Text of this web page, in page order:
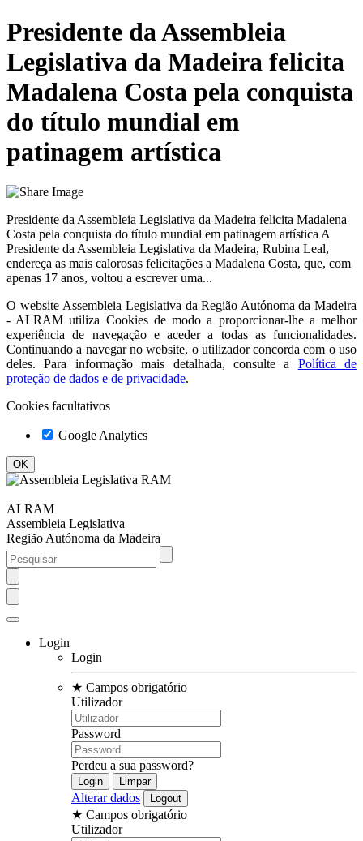
Presidente da Assembleia
Legislativa da Madeira felicita
Madalena Costa pela conquista
do título mundial em
patinagem artística
Presidente da Assembleia Legislativa da Madeira felicita Madalena
Costa pela conquista do título mundial em patinagem artística A
Presidente da Assembleia Legislativa da Madeira, Rubina Leal,
endereça as mais calorosas felicitações a Madalena Costa, que, com
apenas 17 anos, voltou a escrever uma...
O website Assembleia Legislativa da Região Autónoma da Madeira
- ALRAM utiliza Cookies de modo a proporcionar-lhe a melhor
experiência de navegação e aceder a todas as funcionalidades.
Continuando a navegar no website, o utilizador concorda com o uso
deles. Para informação mais detalhada, consulte a
Política de
proteção de dados e de privacidade.
Cookies facultativos
Google Analytics
ALRAM
Assembleia Legislativa
Região Autónoma da Madeira
Login
Login
★ Campos obrigatório
Utilizador
Password
Perdeu a sua password?
Alterar dados
★ Campos obrigatório
Utilizador